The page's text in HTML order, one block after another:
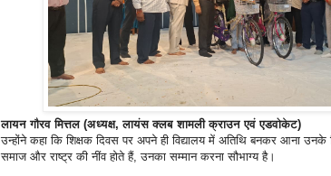
लायन गौरव मित्तल (अध्यक्ष, लायंस क्लब शामली क्राउन एवं एडवोकेट)
उन्होंने कहा कि शिक्षक दिवस पर अपने ही विद्यालय में अतिथि बनकर आना उनके
समाज और राष्ट्र की नींव होते हैं, उनका सम्मान करना सौभाग्य है।